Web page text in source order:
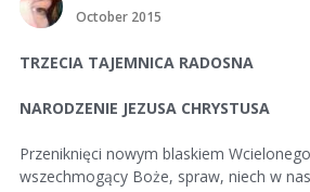
October 2015
TRZECIA TAJEMNICA RADOSNA
NARODZENIE JEZUSA CHRYSTUSA
Przeniknięci nowym blaskiem
wszechmogący Boże, spraw, niech w